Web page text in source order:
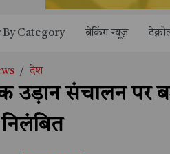
By Category ब्रेकिंग न्यूज़
देश
उड़ान संचालन पर